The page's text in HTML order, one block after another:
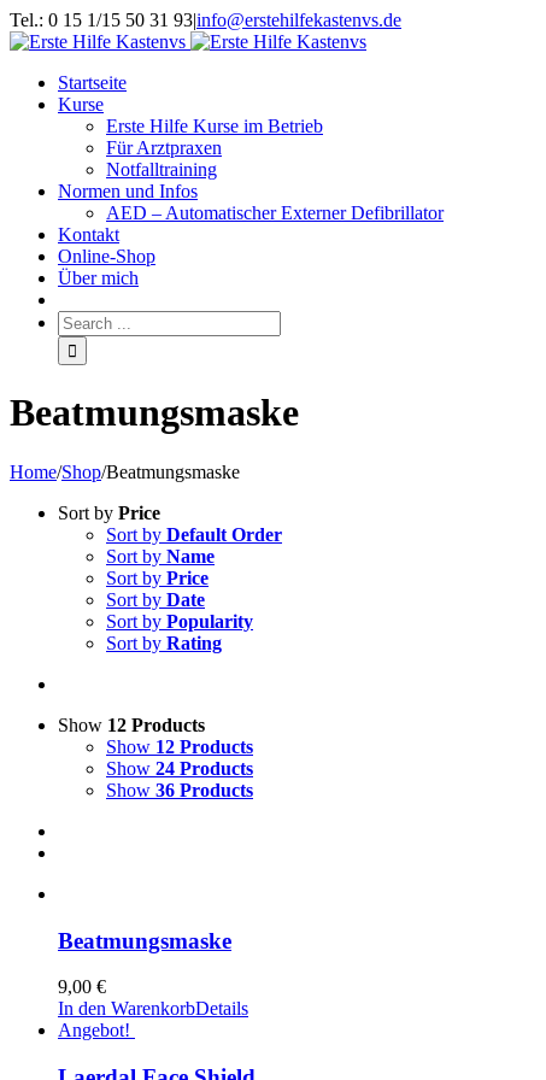
Tel.: 0 15 1/15 50 31 93|info@erstehilfekastenvs.de
Startseite
Kurse
Erste Hilfe Kurse im Betrieb
Für Arztpraxen
Notfalltraining
Normen und Infos
AED – Automatischer Externer Defibrillator
Kontakt
Online-Shop
Über mich
Beatmungsmaske
Home/Shop/Beatmungsmaske
Sort by Price
Sort by Default Order
Sort by Name
Sort by Price
Sort by Date
Sort by Popularity
Sort by Rating
Show 12 Products
Show 12 Products
Show 24 Products
Show 36 Products
Beatmungsmaske
9,00 €
In den WarenkorbDetails
Angebot!